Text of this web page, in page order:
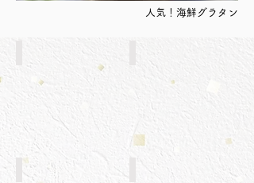
人気！海鮮グラタン
特選刺身盛り合わせ1人前～
ぼたん海老
函館風じゃがバター（塩辛付）ラム肩ロース陶板焼き